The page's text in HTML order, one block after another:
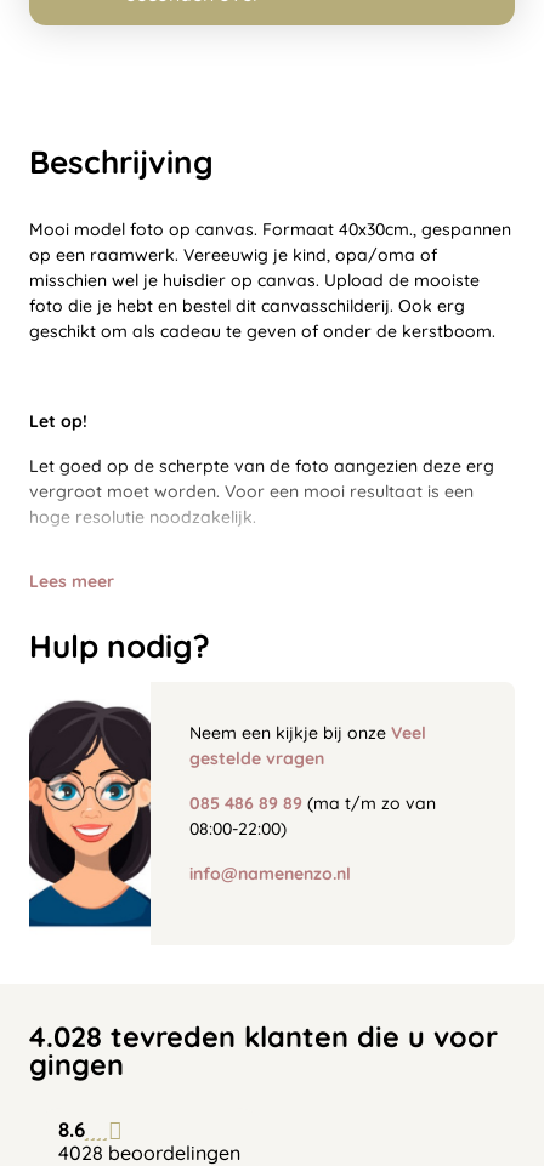
Beschrijving
Mooi model foto op canvas. Formaat 40x30cm., gespannen
op een raamwerk. Vereeuwig je kind, opa/oma of
misschien wel je huisdier op canvas. Upload de mooiste
foto die je hebt en bestel dit canvasschilderij. Ook erg
geschikt om als cadeau te geven of onder de kerstboom.
Let op!
Let goed op de scherpte van de foto aangezien deze erg
vergroot moet worden. Voor een mooi resultaat is een
hoge resolutie noodzakelijk.
Lees meer
Hulp nodig?
Neem een kijkje bij onze Veel
gestelde vragen
085 486 89 89 (ma t/m zo van
08:00-22:00)
info@namenenzo.nl
4.028 tevreden klanten die u voor
gingen
8.6
4028 beoordelingen